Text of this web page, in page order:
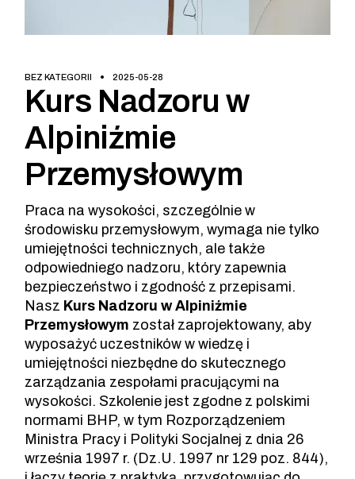
BEZ KATEGORII 2025-05-28
Kurs Nadzoru w
Alpiniźmie
Przemysłowym
Praca na wysokości, szczególnie w
środowisku przemysłowym, wymaga nie tylko
umiejętności technicznych, ale także
odpowiedniego nadzoru, który zapewnia
bezpieczeństwo i zgodność z przepisami.
Nasz Kurs Nadzoru w Alpiniźmie
Przemysłowym został zaprojektowany, aby
wyposażyć uczestników w wiedzę i
umiejętności niezbędne do skutecznego
zarządzania zespołami pracującymi na
wysokości. Szkolenie jest zgodne z polskimi
normami BHP, w tym Rozporządzeniem
Ministra Pracy i Polityki Socjalnej z dnia 26
września 1997 r. (Dz.U. 1997 nr 129 poz. 844),